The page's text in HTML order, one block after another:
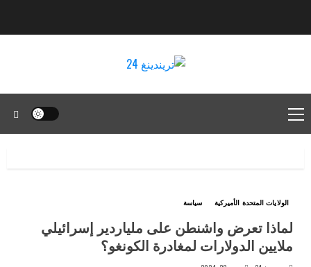
الولايات المتحدة الأميركية سياسة
لماذا تعرض واشنطن على ملياردير إسرائيلي
ملايين الدولارات لمغادرة الكونغو؟